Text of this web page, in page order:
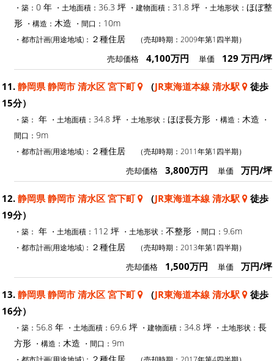
・築： 0 年 ・土地面積： 36.3 坪 ・建物面積： 31.8 坪 ・土地形状： ほぼ整
形 ・構造： 木造 ・間口： 10m
・都市計画(用途地域)： ２種住居 （売却時期：2009年第1四半期）
売却価格 4,100万円 単価 129 万円/坪
11. 静岡県 静岡市 清水区 宮下町 （JR東海道本線 清水駅
徒歩
15分）
・築： 年 ・土地面積： 34.8 坪 ・土地形状： ほぼ長方形 ・構造： 木造
・
間口： 9m
・都市計画(用途地域)： ２種住居 （売却時期：2011年第1四半期）
売却価格 3,800万円 単価 万円/坪
12. 静岡県 静岡市 清水区 宮下町 （JR東海道本線 清水駅
徒歩
19分）
・築： 年 ・土地面積： 112 坪 ・土地形状： 不整形 ・間口： 9.6m
・都市計画(用途地域)： ２種住居 （売却時期：2013年第1四半期）
売却価格 1,500万円 単価 万円/坪
13. 静岡県 静岡市 清水区 宮下町 （JR東海道本線 清水駅
徒歩
16分）
・築： 56.8 年 ・土地面積： 69.6 坪 ・建物面積： 34.8 坪 ・土地形状： 長
方形 ・構造： 木造 ・間口： 9m